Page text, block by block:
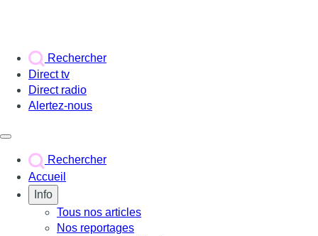
Rechercher
Direct tv
Direct radio
Alertez-nous
Rechercher
Accueil
Info
Tous nos articles
Nos reportages